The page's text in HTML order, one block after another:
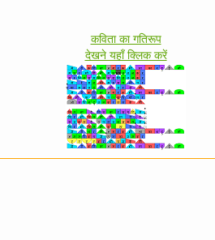
कविता का गतिरूप
देखने यहाँ क्लिक करें